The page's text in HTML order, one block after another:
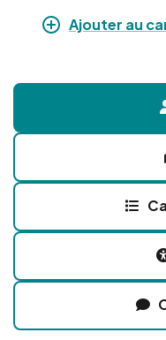
Ajouter au